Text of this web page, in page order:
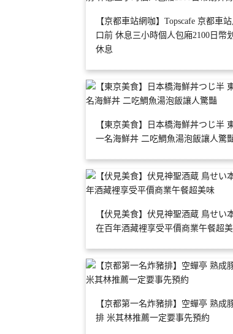
【京都車站網咖】Topscafe 京都車
口前 休息三小時個人包廂2100日幣
休息
【東京美食】日本橋海鮮丼つじ半
一名海鮮丼 二吃鯛魚湯泡飯讓人驚
【伏見美食】伏見神聖酒蔵 鳥せい
在百年酒藏裡享受平價商業午餐超
【京都第一名炸豬排】空蟬亭 熟成
排 米其林推薦一定要事先預約